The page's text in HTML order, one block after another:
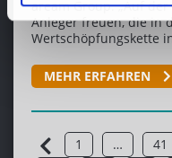
aream Group. „Auf
Anleger freuen, die in
Wertschöpfungskette
MEHR ERFAHREN
1 … 41